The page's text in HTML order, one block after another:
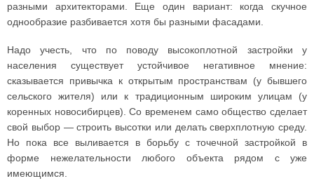
разными архитекторами. Еще один вариант: когда скучное
однообразие разбивается хотя бы разными фасадами.
Надо учесть, что по поводу высокоплотной застройки у
населения существует устойчивое негативное мнение:
сказывается привычка к открытым пространствам (у бывшего
сельского жителя) или к традиционным широким улицам (у
коренных новосибирцев). Со временем само общество сделает
свой выбор — строить высотки или делать сверхплотную среду.
Но пока все выливается в борьбу с точечной застройкой в
форме нежелательности любого объекта рядом с уже
имеющимся.